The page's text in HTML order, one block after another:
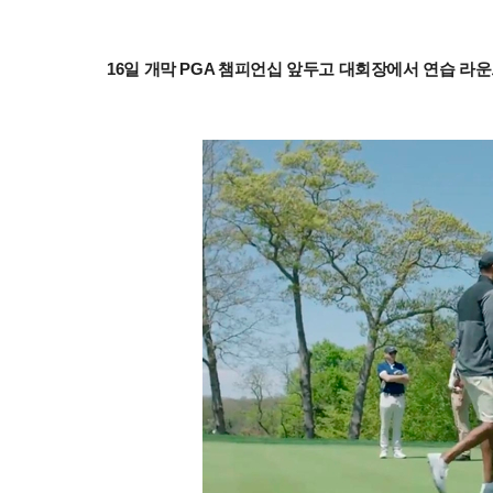
16일 개막 PGA 챔피언십 앞두고 대회장에서 연습 라